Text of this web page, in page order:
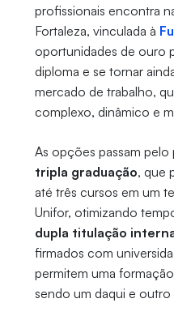
profissionais encontra
Fortaleza, vinculada à
oportunidades de ouro
diploma e se tornar
mercado de trabalho,
complexo, dinâmico e
As opções passam pelo
tripla graduação, que
até três cursos em um
Unifor, otimizando
dupla titulação
firmados com
permitem uma
sendo um daqui e outro